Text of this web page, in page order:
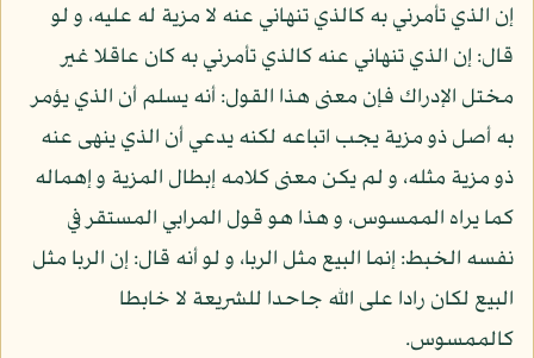
إن الذي تأمرني به كالذي تنهاني عنه لا مزية له عليه، و لو
قال: إن الذي تنهاني عنه كالذي تأمرني به كان عاقلا غير
مختل الإدراك فإن معنى هذا القول: أنه يسلم أن الذي يؤمر
به أصل ذو مزية يجب اتباعه لكنه يدعي أن الذي ينهى عنه
ذو مزية مثله، و لم يكن معنى كلامه إبطال المزية و إهماله
كما يراه الممسوس، و هذا هو قول المرابي المستقر في
نفسه الخبط: إنما البيع مثل الربا، و لو أنه قال: إن الربا مثل
البيع لكان رادا على الله جاحدا للشريعة لا خابطا
كالممسوس.